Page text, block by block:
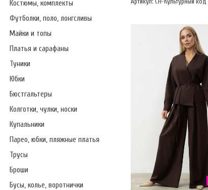
Костюмы, комплекты
Футболки, поло, лонгсливы
Майки и топы
Платья и сарафаны
Туники
Юбки
Бюстгальтеры
Колготки, чулки, носки
Купальники
Парео, юбки, пляжные платья
Трусы
Броши
Бусы, колье, воротнички